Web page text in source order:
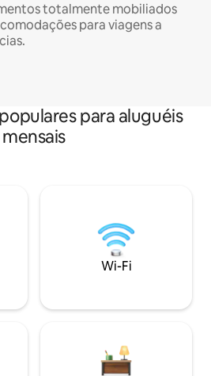
totalmente mobiliados
para viagens a
para aluguéis
mensais
Wi-Fi